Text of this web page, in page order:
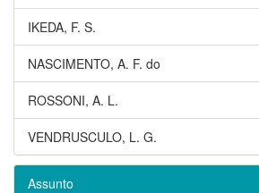
IKEDA, F. S.
NASCIMENTO, A. F. do
ROSSONI, A. L.
VENDRUSCULO, L. G.
Assunto